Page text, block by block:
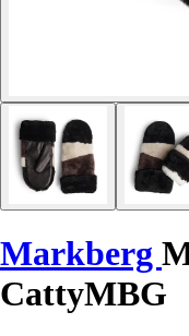
Markberg
CattyMBG